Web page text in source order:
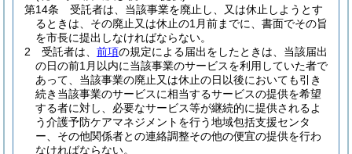
第14条
受託者は、当該事業を廃止し、又は休止しようとす
るときは、その廃止又は休止の1月前までに、書面でその旨
を市長に提出しなければならない。
2
受託者は、 前項の規定による届出をしたときは、当該届出
の日の前1月以内に当該事業のサービスを利用していた者で
あって、当該事業の廃止又は休止の日以後においても引き
続き当該事業のサービスに相当するサービスの提供を希望
する者に対し、必要なサービス等が継続的に提供されるよ
う介護予防ケアマネジメントを行う地域包括支援センタ
ー、その他関係者との連絡調整その他の便宜の提供を行わ
なければならない。